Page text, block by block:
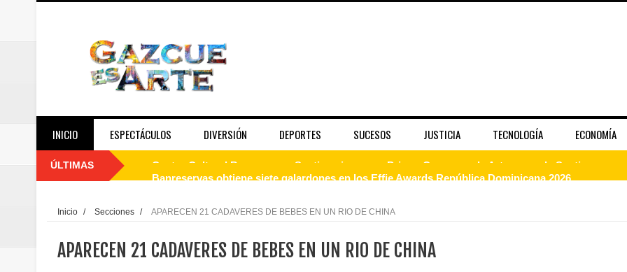
INICIO ESPECTÁCULOS DIVERSIÓN DEPORTES SUCESOS JUSTICIA TECNOLOGÍA ECONOMÍA
ÚLTIMAS Banreservas obtiene siete galardones en los Effie Awards República Dominicana 2026
Banreservas recibe nuevamente la máxima calificación crediticia AAA.do de Moody's Local RD
Estable
Inicio / Secciones / APARECEN 21 CADAVERES DE BEBES EN UN RIO DE CHINA
APARECEN 21 CADAVERES DE BEBES EN UN RIO DE CHINA